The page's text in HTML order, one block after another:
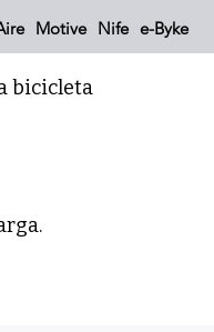
Motive Nife e-Byke
bicicleta